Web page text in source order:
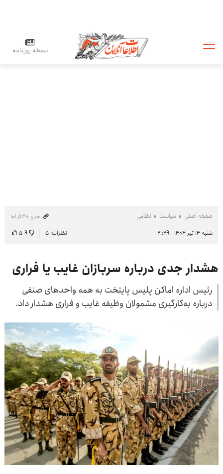
نسخه روزنامه
صفحه اصلی سیاست نظامی
خبر: ۱۰۱٬۵۳۸
شنبه ۱۴ تیر ۱۴۰۴ - ۲۱:۲۹
نظرات: ۵ ۹-۵
هشدار جدی درباره سربازان غایب یا فراری
رئیس اداره اماکن پلیس پایتخت به همه واحدهای صنفی
درباره به‌کارگیری مشمولان وظیفه غایب و فراری هشدار داد.